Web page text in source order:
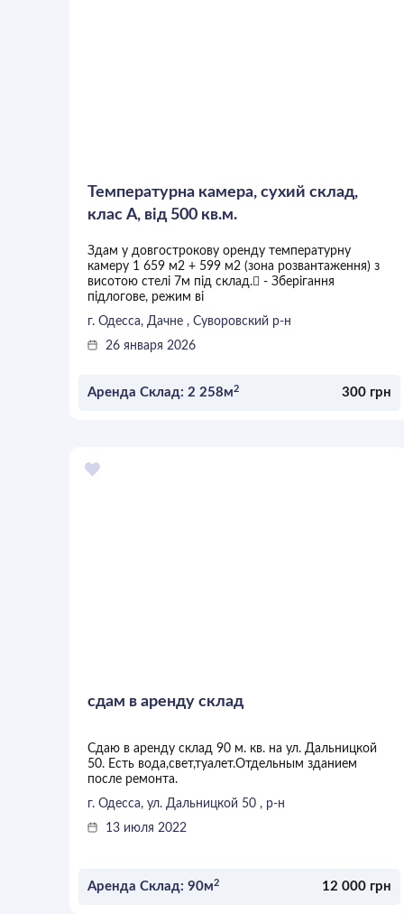
Температурна камера, сухий склад,
клас А, від 500 кв.м.
Здам у довгострокову оренду температурну
камеру 1 659 м2 + 599 м2 (зона розвантаження) з
висотою стелі 7м під склад. - Зберігання
підлогове, режим ві
г. Одесса, Дачне , Суворовский р-н
26 января 2026
Аренда Склад: 2 258м2 300 грн
сдам в аренду склад
Сдаю в аренду склад 90 м. кв. на ул. Дальницкой
50. Есть вода,свет,туалет.Отдельным зданием
после ремонта.
г. Одесса, ул. Дальницкой 50 , р-н
13 июля 2022
Аренда Склад: 90м2 12 000 грн